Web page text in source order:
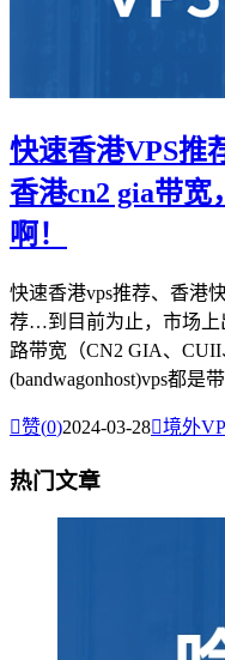
快速香港VPS推
香港cn2 gia带
啊！
快速香港vps推荐、香港
荐…到目前为止，市场上
路带宽（CN2 GIA、
(bandwagonhost)vps都是
赞(0)2024-03-28境外
热门文章